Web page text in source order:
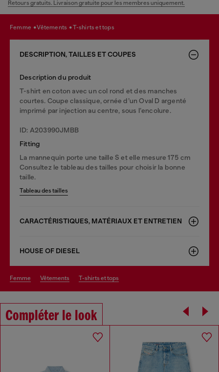
Retours gratuits. Livraison gratuite pour les membres uniquement.
femme vêtements t-shirts et tops
DESCRIPTION, TAILLES ET COUPES
Description du produit
T-shirt en coton avec un col rond et des manches
courtes. Coupe classique, ornée d’un Oval D argenté
imprimé par injection au centre, sous l’encolure.
ID: A203990JMBB
Fitting
La mannequin porte une taille S et elle mesure 175 cm
Consultez le tableau des tailles pour choisir la bonne
taille.
Tableau des tailles
CARACTÉRISTIQUES, MATÉRIAUX ET ENTRETIEN
HOUSE OF DIESEL
femme vêtements t-shirts et tops
Compléter le look